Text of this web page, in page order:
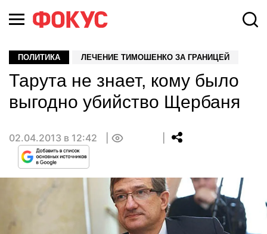
ПОЛИТИКА ЛЕЧЕНИЕ ТИМОШЕНКО ЗА ГРАНИЦЕЙ
Тарута не знает, кому было
выгодно убийство Щербаня
02.04.2013 в 12:42